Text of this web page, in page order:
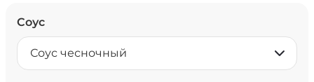
Соус
Соус чесночный